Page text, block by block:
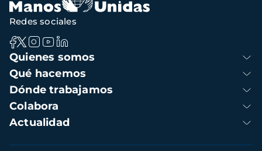
Navegación
principal
Quienes somos
Qué hacemos
Dónde trabajamos
Colabora
Actualidad
Redes sociales